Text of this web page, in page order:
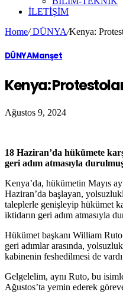
ILETIŞIM
Home/DÜNYA/Kenya:
DÜNYAManşet
Kenya:
Ağustos 9, 2024
18 Haziran’da hükümete
geri adım atmasıyla
Kenya’da, hükümetin Mayıs
Haziran’da başlayan,
taleplerle genişleyip hükümet
iktidarın geri adım atmasıyla
Hükümet başkanı William
geri adımlar arasında,
kabinenin feshedilmesi de
Gelgelelim, aynı Ruto, bu
Ağustos’ta yemin ederek